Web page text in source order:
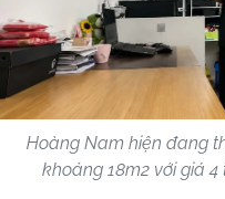
Hoàng Nam hiện đang
khoảng 18m2 với giá